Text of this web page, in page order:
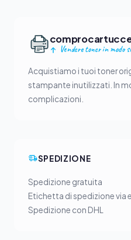
Vendere toner in modo
Acquistiamo i tuoi toner
stampante inutilizzati. In
complicazioni.
SPEDIZIONE
Spedizione gratuita
Etichetta di spedizione via
Spedizione con DHL